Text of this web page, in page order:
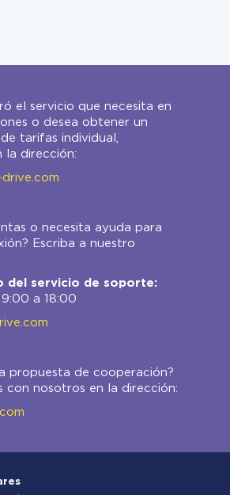
el servicio que necesita en
o desea obtener un
tarifas individual,
la dirección:
drive.com
o necesita ayuda para
Escriba a nuestro
del servicio de soporte:
9:00 a 18:00
propuesta de cooperación?
con nosotros en la dirección: